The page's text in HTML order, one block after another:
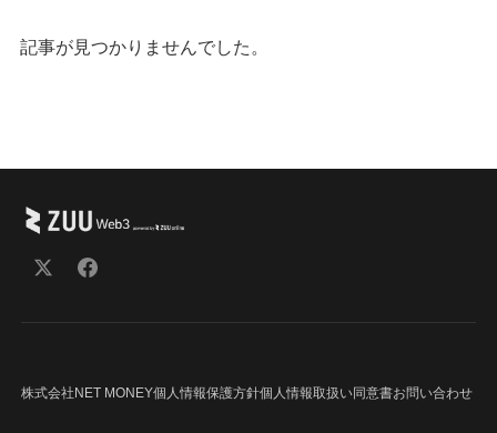
記事が見つかりませんでした。
株式会社NET MONEY個人情報保護方針個人情報取扱い同意書お問い合わせ